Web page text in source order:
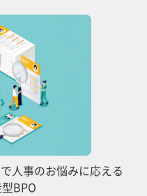
人事のお悩みに応える
BPO